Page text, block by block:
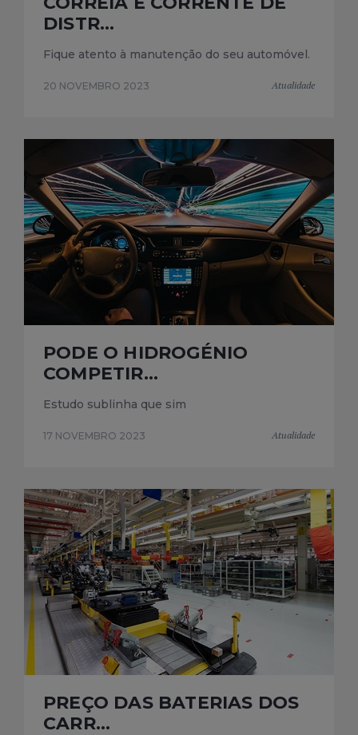
DISTR...
Fique atento à manutenção do seu automóvel.
20 NOVEMBRO 2023 Atualidade
PODE O HIDROGÉNIO
COMPETIR...
Estudo sublinha que sim
17 NOVEMBRO 2023 Atualidade
PREÇO DAS BATERIAS DOS
CARR...